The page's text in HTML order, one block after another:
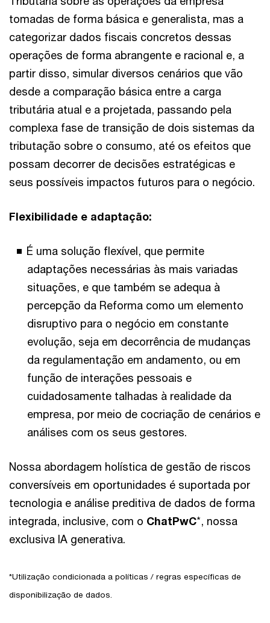
tomadas de forma básica e generalista, mas a
categorizar dados fiscais concretos dessas
operações de forma abrangente e racional e, a
partir disso, simular diversos cenários que vão
desde a comparação básica entre a carga
tributária atual e a projetada, passando pela
complexa fase de transição de dois sistemas da
tributação sobre o consumo, até os efeitos que
possam decorrer de decisões estratégicas e
seus possíveis impactos futuros para o negócio.
Flexibilidade e adaptação:
É uma solução flexível, que permite
adaptações necessárias às mais variadas
situações, e que também se adequa à
percepção da Reforma como um elemento
disruptivo para o negócio em constante
evolução, seja em decorrência de mudanças
da regulamentação em andamento, ou em
função de interações pessoais e
cuidadosamente talhadas à realidade da
empresa, por meio de cocriação de cenários e
análises com os seus gestores.
Nossa abordagem holística de gestão de riscos
conversíveis em oportunidades é suportada por
tecnologia e análise preditiva de dados de forma
integrada, inclusive, com o ChatPwC*, nossa
exclusiva IA generativa.
*Utilização condicionada a políticas / regras específicas de
disponibilização de dados.